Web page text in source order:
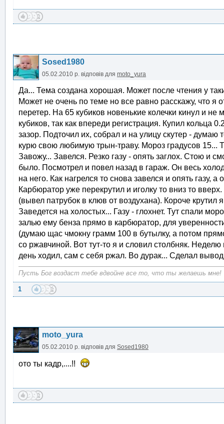
Sosed1980
05.02.2010 р. відповів для moto_yura
Да... Тема создана хорошая. Может после чтения у
Может не очень по теме но все равно расскажу, что я
перетер. На 65 кубиков новенькие колечки кинул и
кубиков, так как впереди регистрация. Купил кольца
зазор. Подточил их, собрал и на улицу скутер - думаю
курю свою любимую трын-траву. Мороз градусов 15...
Завожу... Завелся. Резко газу - опять заглох. Стою и
было. Посмотрел и повел назад в гараж. Он весь
на него. Как нагрелся то снова завелся и опять газу,
Карбюратор уже перекрутил и иголку то вниз то
(вывел патрубок в клюв от воздухана). Короче крутил
Заведется на холостых... Газу - глохнет. Тут спали
залью ему бенза прямо в карбюратор, для
(думаю щас чмокну грамм 100 в бутылку, а потом
со ржавчиной. Вот тут-то я и словил столбняк.
день ходил, сам с себя ржал. Во дурак... Сделал
Пусть Бог воздаст тебе вдвойне все то, что ты желаешь мне!
1
moto_yura
05.02.2010 р. відповів для Sosed1980
ото ты кадр,....!!